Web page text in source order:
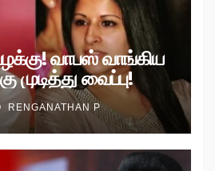
வாபஸ் வாங்கிய
முடித்து வைப்பு!
RENGANATHAN P